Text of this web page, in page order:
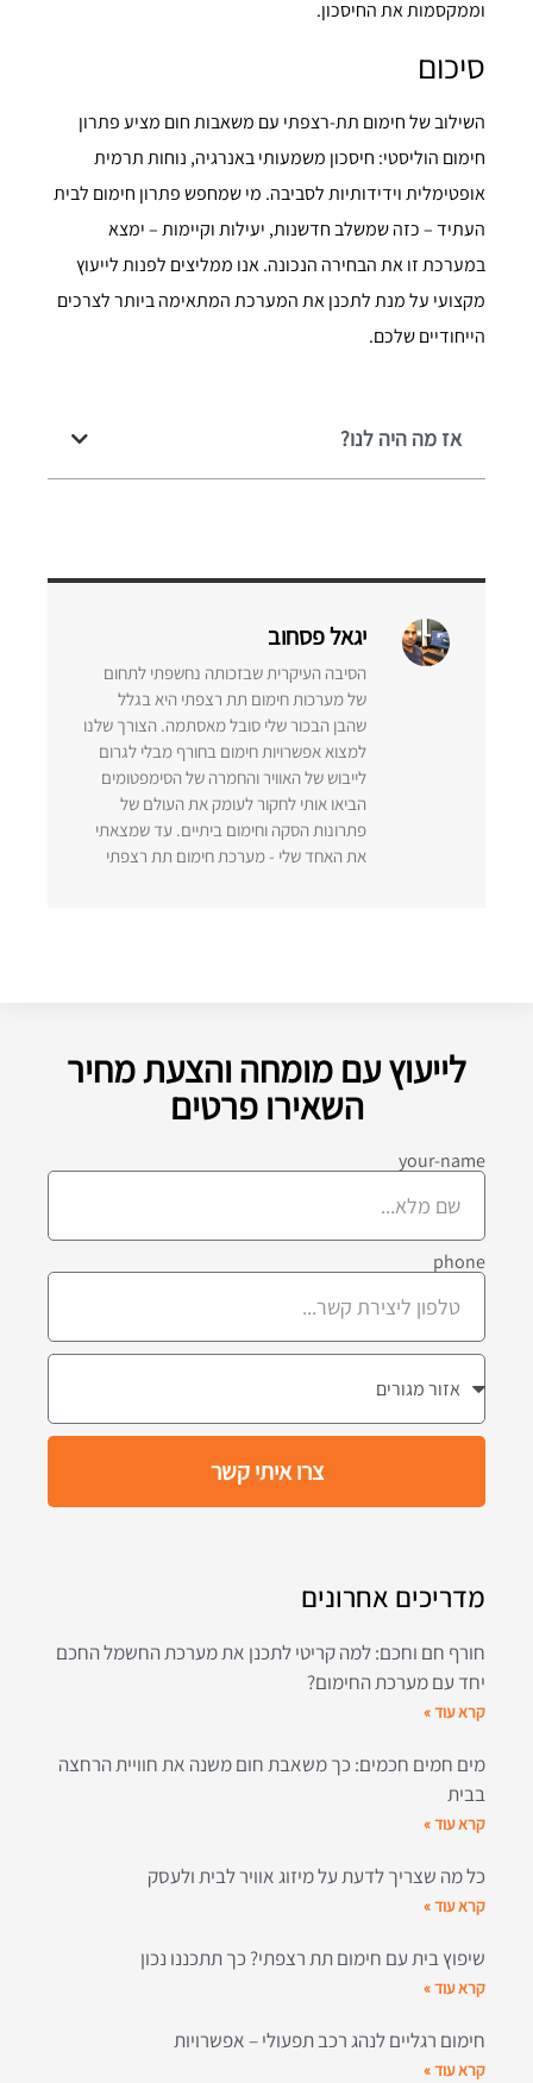
וממקסמות את החיסכון.
סיכום
השילוב של חימום תת-רצפתי עם משאבות חום מציע פתרון
חימום הוליסטי: חיסכון משמעותי באנרגיה, נוחות תרמית
אופטימלית וידידותיות לסביבה. מי שמחפש פתרון חימום לבית
העתיד – כזה שמשלב חדשנות, יעילות וקיימות – ימצא
במערכת זו את הבחירה הנכונה. אנו ממליצים לפנות לייעוץ
מקצועי על מנת לתכנן את המערכת המתאימה ביותר לצרכים
הייחודיים שלכם.
אז מה היה לנו?
יגאל פסחוב
הסיבה העיקרית שבזכותה נחשפתי לתחום
של מערכות חימום תת רצפתי היא בגלל
שהבן הבכור שלי סובל מאסתמה. הצורך שלנו
למצוא אפשרויות חימום בחורף מבלי לגרום
לייבוש של האוויר והחמרה של הסימפטומים
הביאו אותי לחקור לעומק את העולם של
פתרונות הסקה וחימום ביתיים. עד שמצאתי
את האחד שלי - מערכת חימום תת רצפתי
לייעוץ עם מומחה והצעת מחיר
השאירו פרטים
your-name
phone
צרו איתי קשר
מדריכים אחרונים
חורף חם וחכם: למה קריטי לתכנן את מערכת החשמל החכם
יחד עם מערכת החימום?
קרא עוד »
מים חמים חכמים: כך משאבת חום משנה את חוויית הרחצה
בבית
קרא עוד »
כל מה שצריך לדעת על מיזוג אוויר לבית ולעסק
קרא עוד »
שיפוץ בית עם חימום תת רצפתי? כך תתכננו נכון
קרא עוד »
חימום רגליים לנהג רכב תפעולי – אפשרויות
קרא עוד »